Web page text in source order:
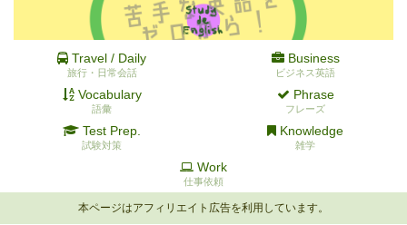
Travel / Daily
旅行・日常会話
Business
ビジネス英語
Vocabulary
語彙
Phrase
フレーズ
Test Prep.
試験対策
Knowledge
雑学
Work
仕事依頼
本ページはアフィリエイト広告を利用しています。